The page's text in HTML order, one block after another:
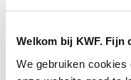
Welkom bij KWF. Fijn
We gebruiken cookies
Actiematerialen
Evenementen